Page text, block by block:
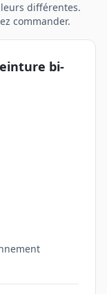
différentes.
commander.
bi-